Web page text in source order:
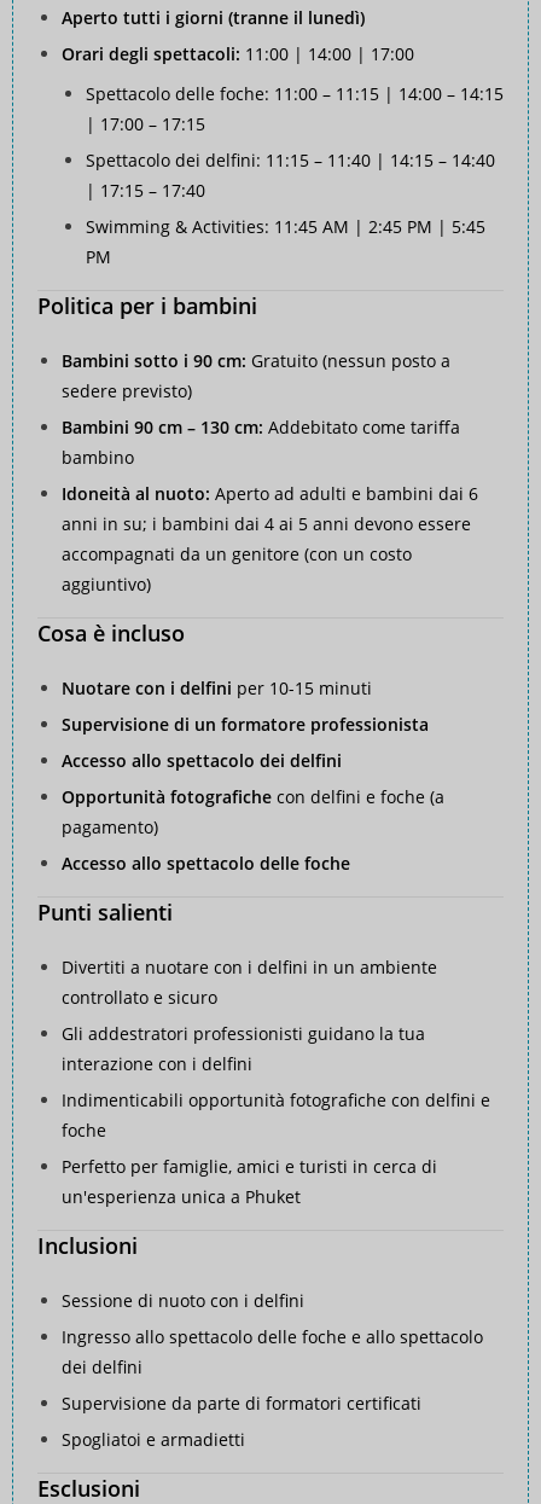
Aperto tutti i giorni (tranne il lunedì)
Orari degli spettacoli: 11:00 | 14:00 | 17:00
Spettacolo delle foche: 11:00 – 11:15 | 14:00 – 14:15
| 17:00 – 17:15
Spettacolo dei delfini: 11:15 – 11:40 | 14:15 – 14:40
| 17:15 – 17:40
Swimming & Activities: 11:45 AM | 2:45 PM | 5:45
PM
Politica per i bambini
Bambini sotto i 90 cm: Gratuito (nessun posto a
sedere previsto)
Bambini 90 cm – 130 cm: Addebitato come tariffa
bambino
Idoneità al nuoto: Aperto ad adulti e bambini dai 6
anni in su; i bambini dai 4 ai 5 anni devono essere
accompagnati da un genitore (con un costo
aggiuntivo)
Cosa è incluso
Nuotare con i delfini per 10-15 minuti
Supervisione di un formatore professionista
Accesso allo spettacolo dei delfini
Opportunità fotografiche con delfini e foche (a
pagamento)
Accesso allo spettacolo delle foche
Punti salienti
Divertiti a nuotare con i delfini in un ambiente
controllato e sicuro
Gli addestratori professionisti guidano la tua
interazione con i delfini
Indimenticabili opportunità fotografiche con delfini e
foche
Perfetto per famiglie, amici e turisti in cerca di
un'esperienza unica a Phuket
Inclusioni
Sessione di nuoto con i delfini
Ingresso allo spettacolo delle foche e allo spettacolo
dei delfini
Supervisione da parte di formatori certificati
Spogliatoi e armadietti
Esclusioni